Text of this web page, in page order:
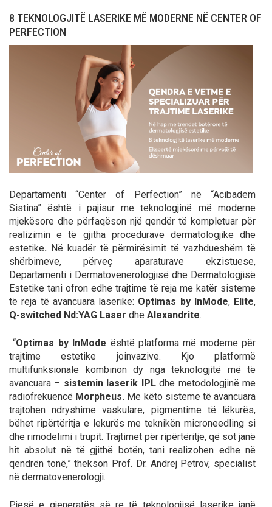
8 TEKNOLOGJITË LASERIKE MË MODERNE NË CENTER OF
PERFECTION
Departamenti “Center of Perfection” në “Acibadem
Sistina” është i pajisur me teknologjinë më moderne
mjekësore dhe përfaqëson një qendër të kompletuar për
realizimin e të gjitha procedurave dermatologjike dhe
estetike. Në kuadër të përmirësimit të vazhdueshëm të
shërbimeve, përveç aparaturave ekzistuese,
Departamenti i Dermatovenerologjisë dhe Dermatologjisë
Estetike tani ofron edhe trajtime të reja me katër sisteme
të reja të avancuara laserike: Optimas by InMode, Elite,
Q-switched Nd:YAG Laser dhe Alexandrite.
“Optimas by InMode është platforma më moderne për
trajtime estetike joinvazive. Kjo platformë
multifunksionale kombinon dy nga teknologjitë më të
avancuara – sistemin laserik IPLdhe metodologjinë me
radiofrekuencë Morpheus. Me këto sisteme të avancuara
trajtohen ndryshime vaskulare, pigmentime të lëkurës,
bëhet ripërtëritja e lekurës me teknikën microneedling si
dhe rimodelimi i trupit. Trajtimet për ripërtëritje, që sot janë
hit absolut në të gjithë botën, tani realizohen edhe në
qendrën tonë,” thekson Prof. Dr. Andrej Petrov, specialist
në dermatovenerologji.
Pjesë e gjeneratës së re të teknologjisë laserike janë